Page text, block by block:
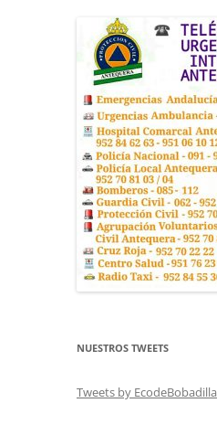
NUESTROS TWEETS
Tweets by EcodeBobadilla